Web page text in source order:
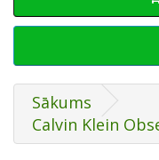
Sākums
Calvin Klein